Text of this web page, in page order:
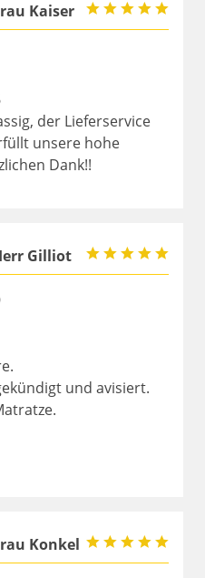
Kaiser
der Lieferservice
unsere hohe
Dank!!
Gilliot
und avisiert.
Konkel